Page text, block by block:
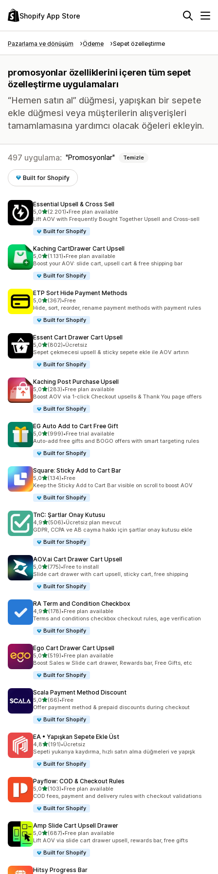
Shopify App Store
Pazarlama ve dönüşüm Ödeme Sepet özelleştirme
promosyonlar özelliklerini içeren tüm sepet
özelleştirme uygulamaları
“Hemen satın al” düğmesi, yapışkan bir sepete
ekle düğmesi veya müşterilerin alışverişleri
tamamlamasına yardımcı olacak öğeleri ekleyin.
497 uygulama: Promosyonlar Temizle
Built for Shopify
Essential Upsell & Cross Sell
5,05 yıldız üzerinden
(2.201)
toplam 2201 değerlendirme
•Free plan available
Lift AOV with Frequently Bought Together Upsell and Cross-sell
Built for Shopify
Kaching CartDrawer Cart Upsell
5,05 yıldız üzerinden
(1.131)
toplam 1131 değerlendirme
•Free plan available
Boost your AOV: slide cart, upsell cart & free shipping bar
Built for Shopify
ETP Sort Hide Payment Methods
5,05 yıldız üzerinden
(367)
toplam 367 değerlendirme
•Free
Hide, sort, reorder, rename payment methods with payment rules
Built for Shopify
Essent Cart Drawer Cart Upsell
5,05 yıldız üzerinden
(802)
toplam 802 değerlendirme
•Ücretsiz
Sepet çekmecesi upsell & sticky sepete ekle ile AOV artırın
Built for Shopify
Kaching Post Purchase Upsell
5,05 yıldız üzerinden
(283)
toplam 283 değerlendirme
•Free plan available
Boost AOV via 1-click Checkout upsells & Thank You page offers
Built for Shopify
EG Auto Add to Cart Free Gift
5,05 yıldız üzerinden
(999)
toplam 999 değerlendirme
•Free trial available
Auto-add free gifts and BOGO offers with smart targeting rules
Built for Shopify
Square: Sticky Add to Cart Bar
5,05 yıldız üzerinden
(134)
toplam 134 değerlendirme
•Free
Keep the Sticky Add to Cart Bar visible on scroll to boost AOV
Built for Shopify
TnC: Şartlar Onay Kutusu
4,95 yıldız üzerinden
(506)
toplam 506 değerlendirme
•Ücretsiz plan mevcut
GDPR, CCPA ve AB cayma hakkı için şartlar onay kutusu ekle
Built for Shopify
AOV.ai Cart Drawer Cart Upsell
5,05 yıldız üzerinden
(775)
toplam 775 değerlendirme
•Free to install
Slide cart drawer with cart upsell, sticky cart, free shipping
Built for Shopify
RA Term and Condition Checkbox
4,95 yıldız üzerinden
(178)
toplam 178 değerlendirme
•Free plan available
Terms and conditions checkbox checkout rules, age verification
Built for Shopify
Ego Cart Drawer Cart Upsell
5,05 yıldız üzerinden
(519)
toplam 519 değerlendirme
•Free plan available
Boost Sales w Slide cart drawer, Rewards bar, Free Gifts, etc
Built for Shopify
Scala Payment Method Discount
5,05 yıldız üzerinden
(66)
toplam 66 değerlendirme
•Free
Offer payment method & prepaid discounts during checkout
Built for Shopify
EA • Yapışkan Sepete Ekle Üst
4,85 yıldız üzerinden
(191)
toplam 191 değerlendirme
•Ücretsiz
Sepeti yukarıya kaydırma, hızlı satın alma düğmeleri ve yapışk
Built for Shopify
Payflow: COD & Checkout Rules
5,05 yıldız üzerinden
(103)
toplam 103 değerlendirme
•Free plan available
COD fees, payment and delivery rules with checkout validations
Built for Shopify
Amp Slide Cart Upsell Drawer
5,05 yıldız üzerinden
(687)
toplam 687 değerlendirme
•Free plan available
Lift AOV via slide cart drawer upsell, rewards bar, free gifts
Built for Shopify
Hitsy Progress Bar